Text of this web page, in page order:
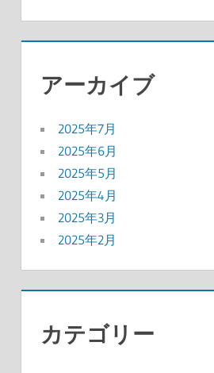
アーカイブ
2025年7月
2025年6月
2025年5月
2025年4月
2025年3月
2025年2月
カテゴリー